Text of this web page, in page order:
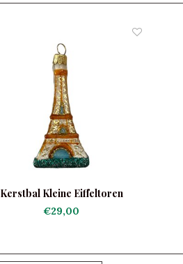
Kerstbal Kleine Eiffeltoren
€29,00